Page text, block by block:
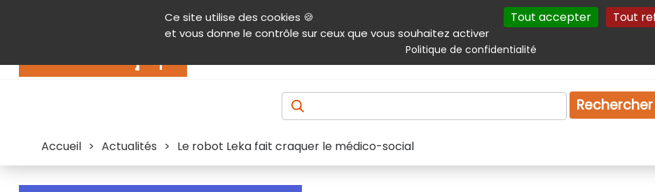
Ce site utilise des cookies 🍪
et vous donne le contrôle sur ceux que vous souhaitez activer
Tout accepter Tout
Politique de confidentialité
Contenu Aide et accessibilité Menu principal Autres services Plan du site
Produits & services Emploi Droit
Rechercher
Accueil > Actualités > Le robot Leka fait craquer le médico-social